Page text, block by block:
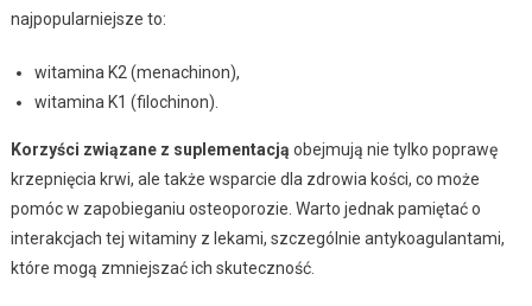
najpopularniejsze to:
witamina K2 (menachinon),
witamina K1 (filochinon).
Korzyści związane z suplementacją obejmują nie tylko poprawę
krzepnięcia krwi, ale także wsparcie dla zdrowia kości, co może
pomóc w zapobieganiu osteoporozie. Warto jednak pamiętać o
interakcjach tej witaminy z lekami, szczególnie antykoagulantami,
które mogą zmniejszać ich skuteczność.